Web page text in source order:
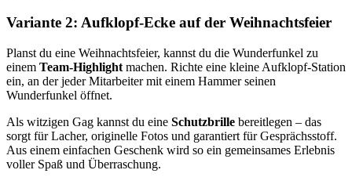
Variante 2: Aufklopf-Ecke auf der Weihnachtsfeier
Planst du eine Weihnachtsfeier, kannst du die Wunderfunkel zu
einem Team-Highlight machen. Richte eine kleine Aufklopf-Station
ein, an der jeder Mitarbeiter mit einem Hammer seinen
Wunderfunkel öffnet.
Als witzigen Gag kannst du eine Schutzbrille bereitlegen – das
sorgt für Lacher, originelle Fotos und garantiert für Gesprächsstoff.
Aus einem einfachen Geschenk wird so ein gemeinsames Erlebnis
voller Spaß und Überraschung.